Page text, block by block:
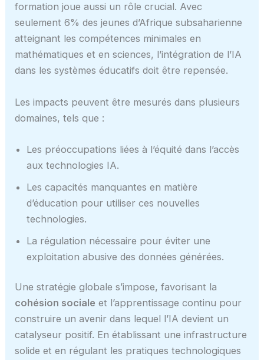
formation joue aussi un rôle crucial. Avec
seulement 6% des jeunes d’Afrique subsaharienne
atteignant les compétences minimales en
mathématiques et en sciences, l’intégration de l’IA
dans les systèmes éducatifs doit être repensée.
Les impacts peuvent être mesurés dans plusieurs
domaines, tels que :
Les préoccupations liées à l’équité dans l’accès
aux technologies IA.
Les capacités manquantes en matière
d’éducation pour utiliser ces nouvelles
technologies.
La régulation nécessaire pour éviter une
exploitation abusive des données générées.
Une stratégie globale s’impose, favorisant la
cohésion sociale et l’apprentissage continu pour
construire un avenir dans lequel l’IA devient un
catalyseur positif. En établissant une infrastructure
solide et en régulant les pratiques technologiques